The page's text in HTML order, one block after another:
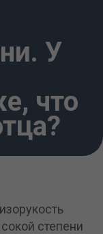
У
что
степени